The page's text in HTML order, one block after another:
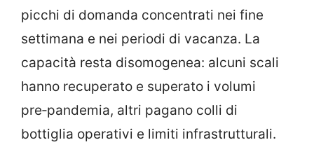
picchi di domanda concentrati nei fine
settimana e nei periodi di vacanza. La
capacità resta disomogenea: alcuni scali
hanno recuperato e superato i volumi
pre‑pandemia, altri pagano colli di
bottiglia operativi e limiti infrastrutturali.